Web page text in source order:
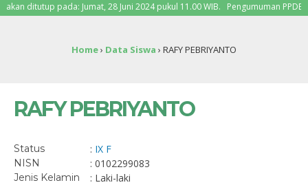
ditutup pada: Jumat, 28 Juni 2024 pukul 11.00 WIB. Pengumuman PPDB:
Home› Data Siswa › RAFY PEBRIYANTO
RAFY PEBRIYANTO
Status : IX F
NISN : 0102299083
Jenis Kelamin : Laki-laki